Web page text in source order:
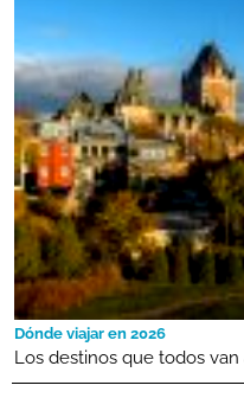
Dónde viajar en 2026
Los destinos que todos